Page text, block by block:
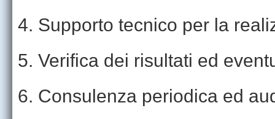
Supporto tecnico per la
Verifica dei risultati ed
Consulenza